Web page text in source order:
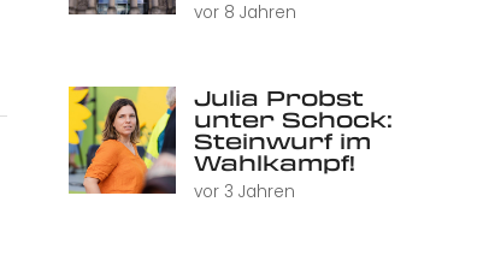
vor 8 Jahren
Julia Probst
unter Schock:
Steinwurf im
Wahlkampf!
vor 3 Jahren